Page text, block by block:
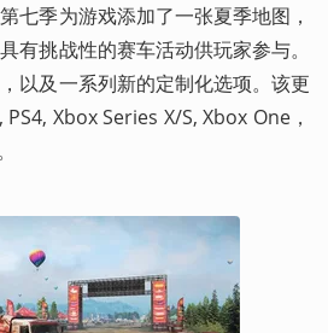
七季为游戏添加了一张夏季地图，
有挑战性的赛车活动供玩家参与。
以及一系列新的定制化选项。该更
Xbox Series X/S, Xbox One，